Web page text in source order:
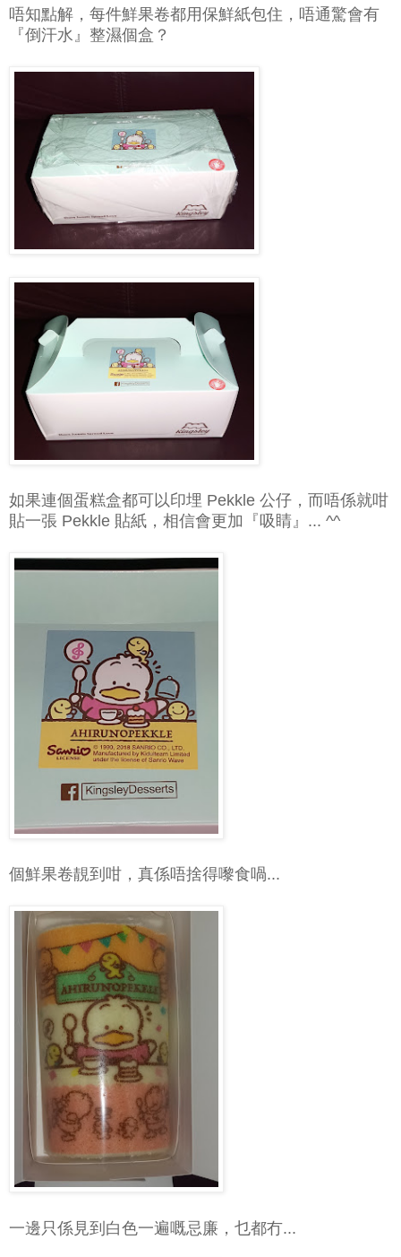
唔知點解，每件鮮果卷都用保鮮紙包住，唔通驚會有
『倒汗水』整濕個盒？
如果連個蛋糕盒都可以印埋 Pekkle 公仔，而唔係就咁
貼一張 Pekkle 貼紙，相信會更加『吸睛』... ^^
個鮮果卷靚到咁，真係唔捨得嚟食喎...
一邊只係見到白色一遍嘅忌廉，乜都冇...